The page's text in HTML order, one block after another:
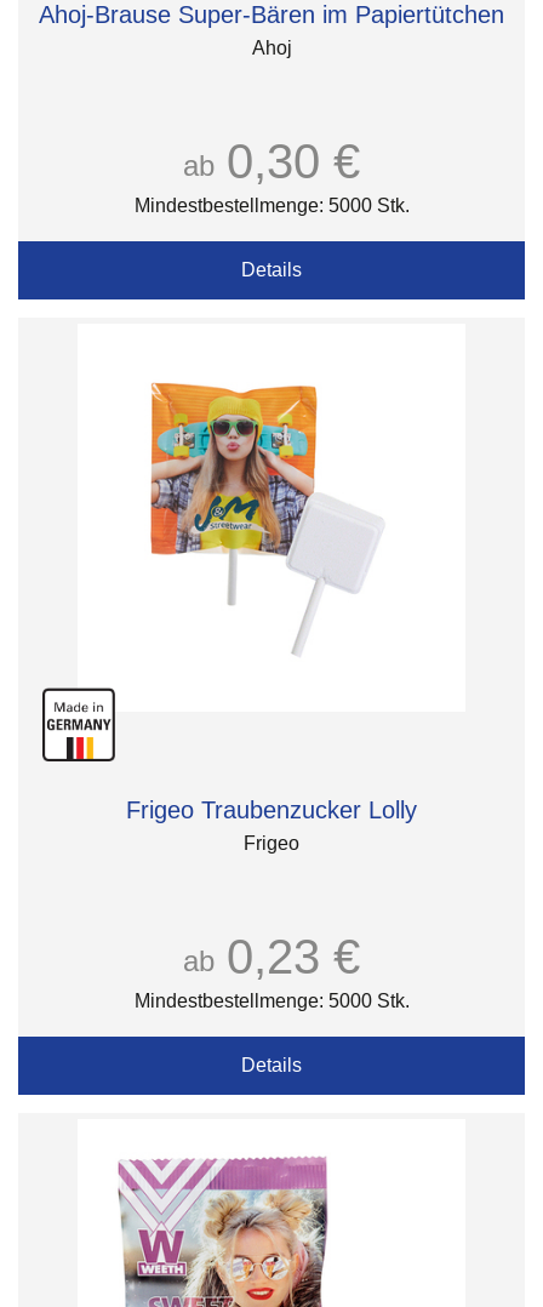
Ahoj-Brause Super-Bären im Papiertütchen
Ahoj
ab 0,30 €
Mindestbestellmenge: 5000 Stk.
Details
Frigeo Traubenzucker Lolly
Frigeo
ab 0,23 €
Mindestbestellmenge: 5000 Stk.
Details